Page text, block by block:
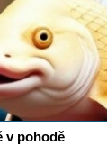
v pohodě